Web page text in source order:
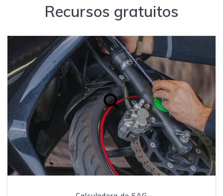
Recursos gratuitos